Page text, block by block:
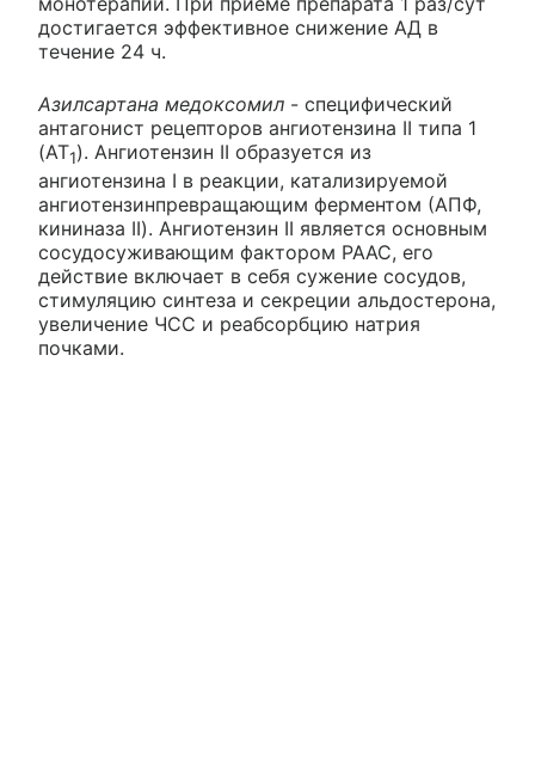
достигается эффективное снижение АД в
течение 24 ч.
Азилсартана медоксомил - специфический
антагонист рецепторов ангиотензина II типа 1
(АТ1). Ангиотензин II образуется из
ангиотензина I в реакции, катализируемой
ангиотензинпревращающим ферментом (АПФ,
кининаза II). Ангиотензин II является основным
сосудосуживающим фактором РААС, его
действие включает в себя сужение сосудов,
стимуляцию синтеза и секреции альдостерона,
увеличение ЧСС и реабсорбцию натрия
почками.